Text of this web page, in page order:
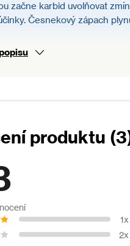
začne karbid uvolňovat
Česnekový zápach
je však nelegální, k
od data výroby
1x
2x